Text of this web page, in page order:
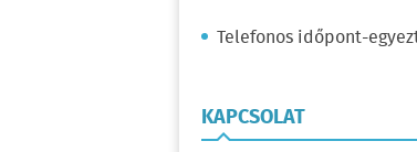
Telefonos időpont-
KAPCSOLAT